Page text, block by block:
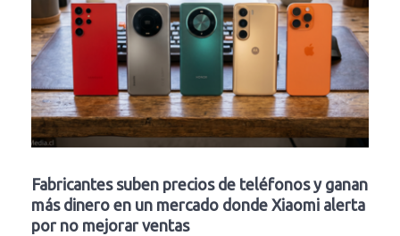
Fabricantes suben precios de teléfonos y ganan
más dinero en un mercado donde Xiaomi alerta
por no mejorar ventas